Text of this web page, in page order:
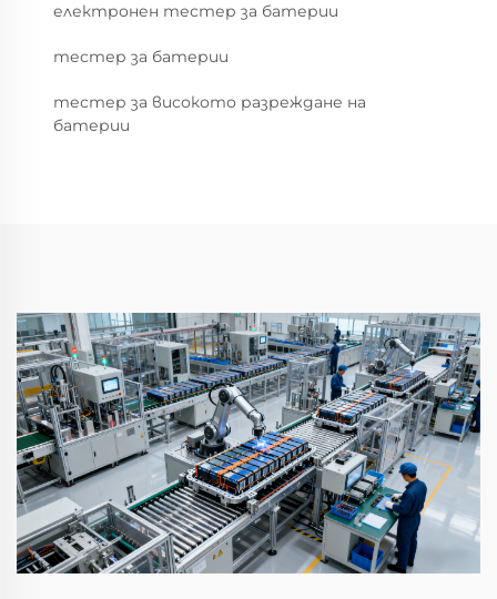
електронен тестер за батерии
тестер за батерии
тестер за високото разреждане на
батерии